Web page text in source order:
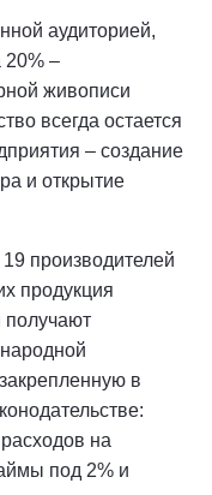
аудиторией,
20% –
живописи
всегда остается
– создание
и открытие
производителей
продукция
получают
в
на
под 2% и